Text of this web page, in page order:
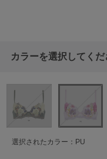
カラーを選択してくだ
選択されたカラー：PU